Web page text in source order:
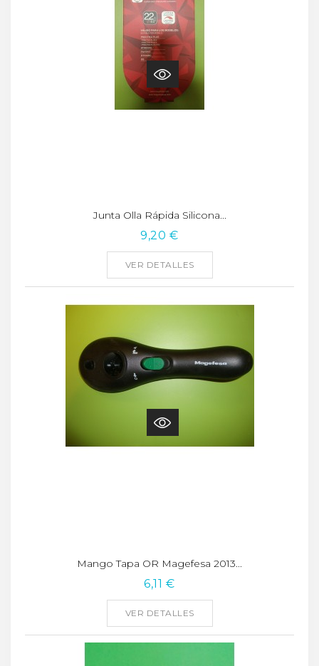
Junta Olla Rápida Silicona...
9,20 €
VER DETALLES
Mango Tapa OR Magefesa 2013...
6,11 €
VER DETALLES